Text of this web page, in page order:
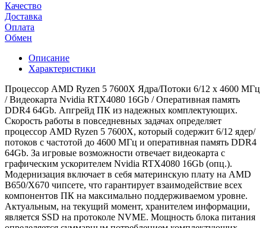
Качество
Доставка
Оплата
Обмен
Описание
Характеристики
Процессор AMD Ryzen 5 7600X Ядра/Потоки 6/12 x 4600 МГц
/ Видеокарта Nvidia RTX4080 16Gb / Оперативная память
DDR4 64Gb. Апгрейд ПК из надежных комплектующих.
Скорость работы в повседневных задачах определяет
процессор AMD Ryzen 5 7600X, который содержит 6/12 ядер/
потоков с частотой до 4600 МГц и оперативная память DDR4
64Gb. За игровые возможности отвечает видеокарта с
графическим ускорителем Nvidia RTX4080 16Gb (опц.).
Модернизация включает в себя материнскую плату на AMD
B650/X670 чипсете, что гарантирует взаимодействие всех
компонентов ПК на максимально поддерживаемом уровне.
Актуальным, на текущий момент, хранителем информации,
является SSD на протоколе NVME. Мощность блока питания